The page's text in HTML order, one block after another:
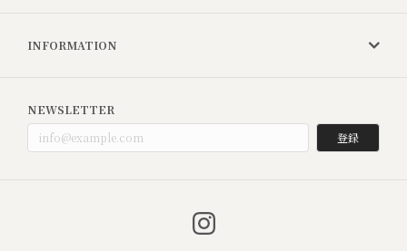
INFORMATION
NEWSLETTER
登録